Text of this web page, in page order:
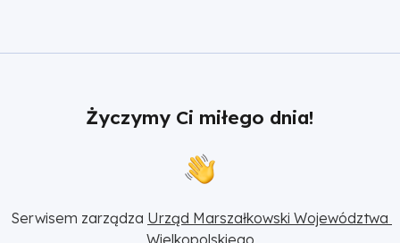
Życzymy Ci miłego dnia!
Serwisem zarządza Urząd Marszałkowski Województwa